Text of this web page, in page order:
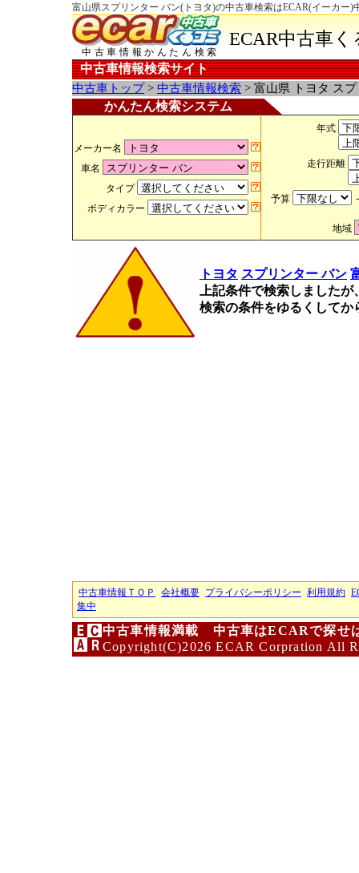
富山県スプリンター バン(トヨタ)の中古車検索はECAR(イーカー)
中古車情報かんたん検索
ECAR中古車
中古車情報検索サイト
中古車トップ> 中古車情報検索 > 富山県 トヨタ ス
かんたん検索システム
メーカー名
車名
タイプ
ボディカラー
年式
走行距離
予算
地域
トヨタ スプリンター バン
上記条件で検索しました
検索の条件をゆるくして
中古車情報ＴＯＰ 会社概要 プライバシーポリシー 利用規約
集中
中古車情報満載 中古車はECARで探せ
Copyright(C)2026 ECAR Corpration All